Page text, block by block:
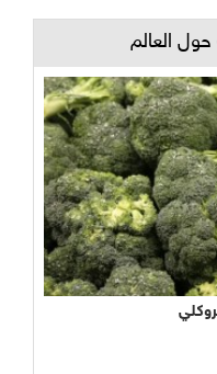
حول العالم